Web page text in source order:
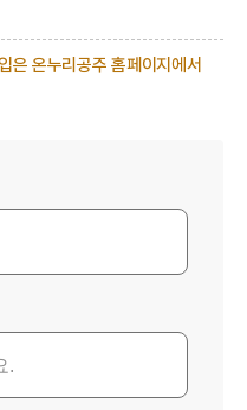
은 온누리공주 홈페이지에서